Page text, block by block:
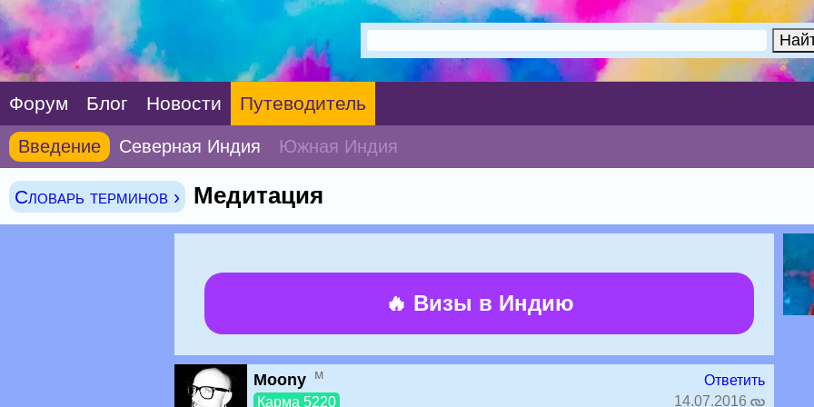
Форум Блог Новости Путеводитель
Введение Северная Индия Южная Индия
Словарь терминов › Медитация
🔥 Визы в Индию
Moony м
Карма 5220
Ответить
14.07.2016